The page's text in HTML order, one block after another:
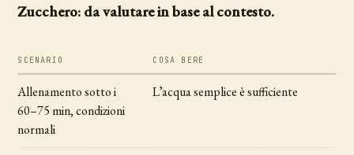
Zucchero: da valutare in base al contesto.
SCENARIO COSA BERE
Allenamento sotto i
60–75 min, condizioni
normali
L’acqua semplice è sufficiente